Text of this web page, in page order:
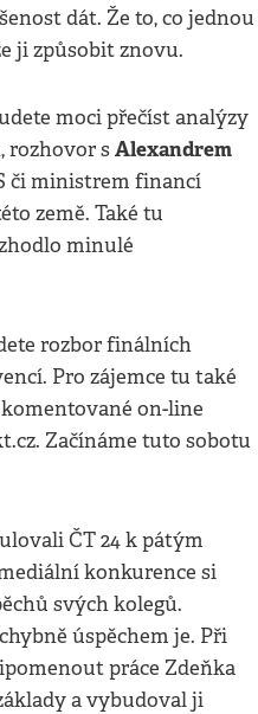
dát. Že to, co jednou
ji způsobit znovu.
moci přečíst analýzy
rozhovor sAlexandrem
či ministrem financí
země. Také tu
minulé
rozbor finálních
Pro zájemce tu také
on-line
Začínáme tuto sobotu
ČT 24 k pátým
konkurence si
svých kolegů.
úspěchem je. Při
práce Zdeňka
a vybudoval ji